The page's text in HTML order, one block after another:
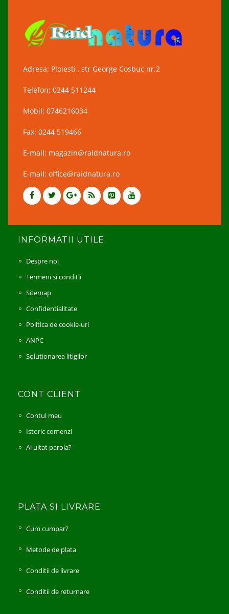
Adresa: Ploiesti , str George Cosbuc nr.2
Telefon: 0244 511244
Mobil: 0746216034
Fax: 0244 519466
E-mail: magazin@raidnatura.ro
E-mail: office@raidnatura.ro
INFORMATII UTILE
Despre noi
Termeni si conditii
Sitemap
Confidentialitate
Politica de cookie-uri
ANPC
Solutionarea litigilor
CONT CLIENT
Contul meu
Istoric comenzi
Ai uitat parola?
PLATA SI LIVRARE
Cum cumpar?
Metode de plata
Conditii de livrare
Conditii de returnare